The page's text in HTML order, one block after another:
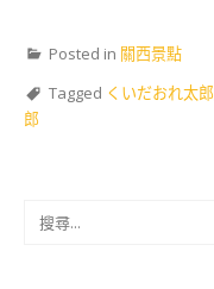
Posted in 關西景點
Tagged くいだおれ太郎
郎